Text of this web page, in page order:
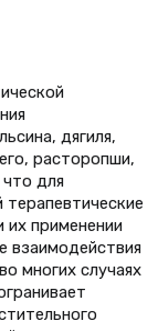
дягиля,
расторопши,
для
применении
взаимодействия
многих случаях